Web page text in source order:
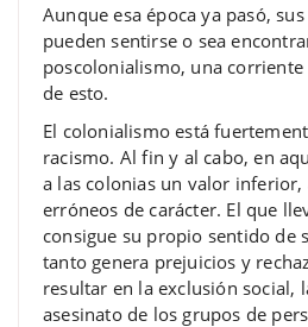
Aunque esa época ya pasó,
pueden sentirse o sea
poscolonialismo, una
de esto.
El colonialismo está
racismo. Al fin y al cabo, en
a las colonias un valor inferior,
erróneos de carácter. El que
consigue su propio sentido de
tanto genera prejuicios y
resultar en la exclusión social,
asesinato de los grupos de